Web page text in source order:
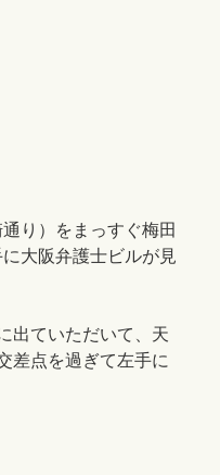
り）をまっすぐ梅田
大阪弁護士ビルが見
出ていただいて、天
差点を過ぎて左手に